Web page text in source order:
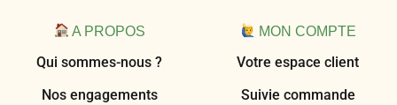
A PROPOS
Qui sommes-nous ?
Nos engagements
MON COMPTE
Votre espace client
Suivie commande